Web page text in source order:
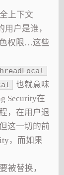
上下文
用户是谁，
权限…这些
也就意味
Security在
，在用户退
这一切的前
，而如果
被替换，